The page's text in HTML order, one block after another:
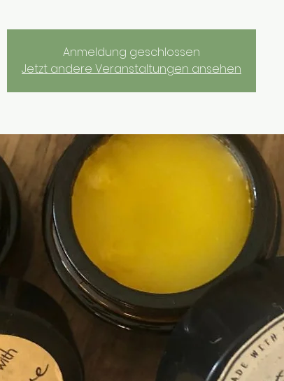
Anmeldung geschlossen
Jetzt andere Veranstaltungen ansehen